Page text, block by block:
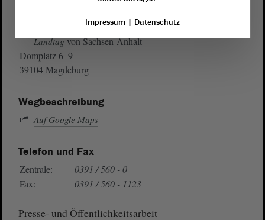
Landtagvon Sachsen-Anhalt
Domplatz 6–9
39104 Magdeburg
Wegbeschreibung
Auf Google Maps
Telefon und Fax
Zentrale:
0391 / 560 - 0
Fax:
0391 / 560 - 1123
Presse- und Öffentlichkeitsarbeit
Impressum| Datenschutz